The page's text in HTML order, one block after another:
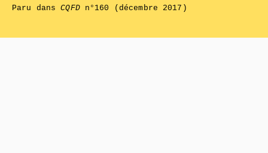
Paru dansCQFDn°160 (décembre 2017)